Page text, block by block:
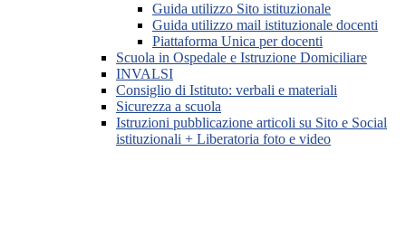
Guida utilizzo Sito istituzionale
Guida utilizzo mail istituzionale docenti
Piattaforma Unica per docenti
Scuola in Ospedale e Istruzione Domiciliare
INVALSI
Consiglio di Istituto: verbali e materiali
Sicurezza a scuola
Istruzioni pubblicazione articoli su Sito e Social
istituzionali + Liberatoria foto e video